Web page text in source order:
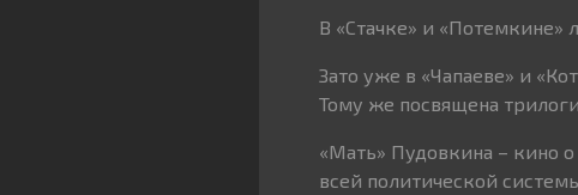
В «Стачке» и «Потемкине»
Зато уже в «Чапаеве» и
Тому же посвящена
«Мать» Пудовкина – кино о
всей политической